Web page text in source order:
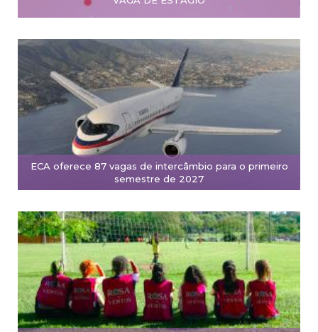
ECA oferece 87 vagas de intercâmbio para o primeiro
semestre de 2027